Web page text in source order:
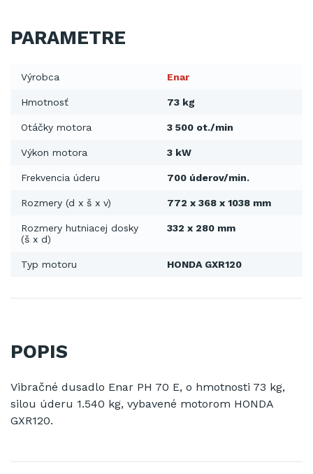
PARAMETRE
Výrobca Enar
Hmotnosť 73 kg
Otáčky motora 3 500 ot./min
Výkon motora 3 kW
Frekvencia úderu 700 úderov/min.
Rozmery (d x š x v) 772 x 368 x 1038 mm
Rozmery hutniacej dosky
(š x d)
332 x 280 mm
Typ motoru HONDA GXR120
POPIS
Vibračné dusadlo Enar PH 70 E, o hmotnosti 73 kg,
silou úderu 1.540 kg, vybavené motorom HONDA
GXR120.